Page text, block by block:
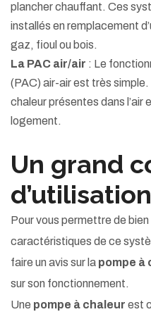
plancher chauffant. Ces
installés en remplacement
gaz, fioul ou bois.
La PAC air/air : Le
(PAC) air-air est très
chaleur présentes dans l’air
logement.
Un grand
d’utilisation
Pour vous permettre de
caractéristiques de ce
faire un avis sur la pompe à
sur son fonctionnement.
Une pompe à chaleur est